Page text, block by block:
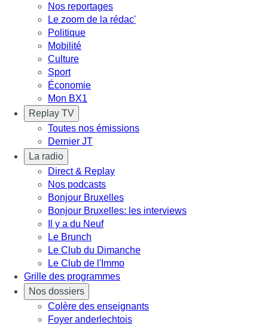
Nos reportages
Le zoom de la rédac'
Politique
Mobilité
Culture
Sport
Économie
Mon BX1
Replay TV
Toutes nos émissions
Dernier JT
La radio
Direct & Replay
Nos podcasts
Bonjour Bruxelles
Bonjour Bruxelles: les interviews
Il y a du Neuf
Le Brunch
Le Club du Dimanche
Le Club de l'Immo
Grille des programmes
Nos dossiers
Colère des enseignants
Foyer anderlechtois